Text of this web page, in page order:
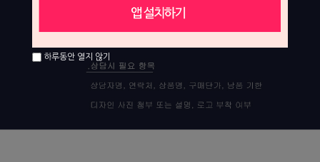
하루동안 열지 않기